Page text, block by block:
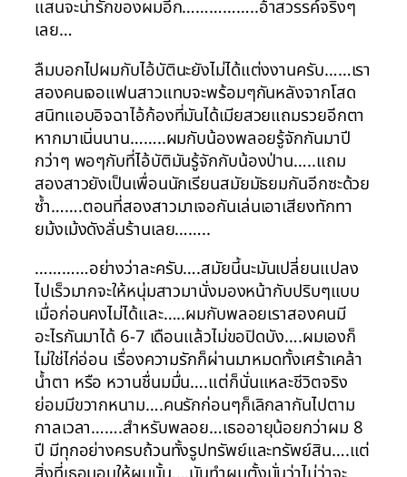
แสนจะน่ารักของผมอีก……………..อ้าสวรรค์จริงๆ
เลย…
ลืมบอกไปผมกับไอ้บัตินะยังไม่ได้แต่งงานครับ……เรา
สองคนเจอแฟนสาวแทบจะพร้อมๆกันหลังจากโสด
สนิทแอบอิจฉาไอ้ก้องที่มันได้เมียสวยแถมรวยอีกตา
หากมาเนิ่นนาน……..ผมกับน้องพลอยรู้จักกันมาปี
กว่าๆ พอๆกับที่ไอ้บัติมันรู้จักกับน้องป่าน…..แถม
สองสาวยังเป็นเพื่อนนักเรียนสมัยมัธยมกันอีกซะด้วย
ซ้ำ…….ตอนที่สองสาวมาเจอกันเล่นเอาเสียงทักทา
ยม้งเม้งดังลั่นร้านเลย……..
…………อย่างว่าละครับ….สมัยนี้นะมันเปลี่ยนแปลง
ไปเร็วมากจะให้หนุ่มสาวมานั่งมองหน้ากับปริบๆแบบ
เมื่อก่อนคงไม่ได้และ…..ผมกับพลอยเราสองคนมี
อะไรกันมาได้ 6-7 เดือนแล้วไม่ขอปิดบัง….ผมเองก็
ไม่ใช่ไก่อ่อน เรื่องความรักก็ผ่านมาหมดทั้งเศร้าเคล้า
น้ำตา หรือ หวานชื่นมมื่น….แต่ก็นั่นแหละชีวิตจริง
ย่อมมีขวากหนาม….คนรักก่อนๆก็เลิกลากันไปตาม
กาลเวลา…….สำหรับพลอย…เธออายุน้อยกว่าผม 8
ปี มีทุกอย่างครบถ้วนทั้งรูปทรัพย์และทรัพย์สิน….แต่